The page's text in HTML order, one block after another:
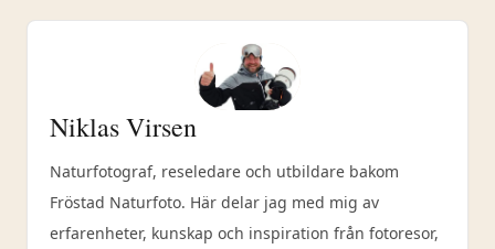
Niklas Virsen
Naturfotograf, reseledare och utbildare bakom
Fröstad Naturfoto. Här delar jag med mig av
erfarenheter, kunskap och inspiration från fotoresor,